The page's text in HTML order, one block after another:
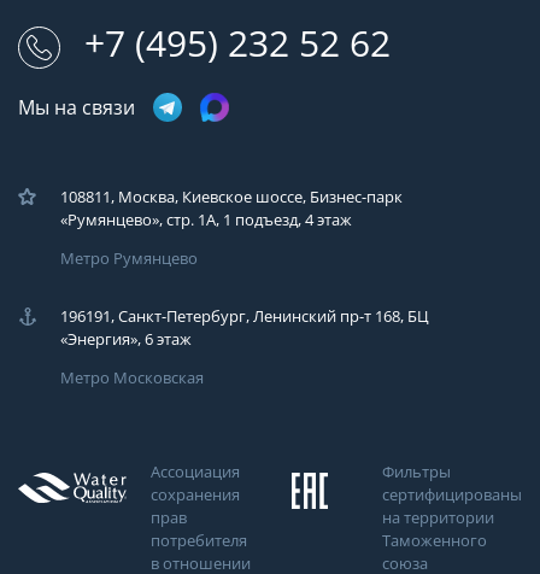
+7 (495) 232 52 62
Мы на связи
108811, Москва, Киевское шоссе, Бизнес-парк
«Румянцево», стр. 1А, 1 подъезд, 4 этаж
Метро Румянцево
196191, Санкт-Петербург, Ленинский пр-т 168, БЦ
«Энергия», 6 этаж
Метро Московская
Ассоциация
сохранения
прав
потребителя
в отношении
Фильтры
сертифицированы
на территории
Таможенного
союза